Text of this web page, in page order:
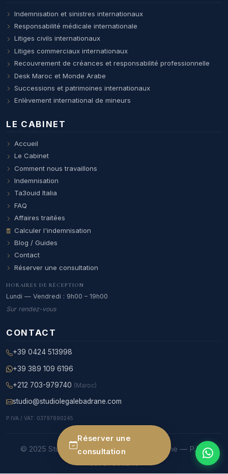
Indemnisation et sinistres internationaux
Responsabilité médicale internationale
Litiges civils internationaux
Litiges commerciaux internationaux
Recouvrement de créances et responsabilité professionnelle
Desk Maroc et Monde Arabe
Successions et patrimoines internationaux
Enlèvement international de mineurs
LE CABINET
Accueil
Le Cabinet
Comment nous travaillons
Indemnisation
Ta3ouid Italia
FAQ
Affaires traitées
Calculer l'indemnisation
Blog / Guides
Contact
Réserver une consultation
HORAIRES DE RÉCEPTION
Lundi — Vendredi : 9h00 – 19h00
Sur rendez-vous
CONTACT
+39 0424 513998
+39 389 109 6196
+212 703-979740 (Maroc)
studio@studiolegalebadrane.com
P.IVA / VAT: 03797890245
© 2025 Studio Legale Internazionale Badrane — P.IVA
03797890245
Réserver une
consultation